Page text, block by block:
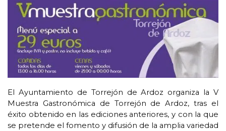
El Ayuntamiento de Torrejón de Ardoz organiza la V
Muestra Gastronómica de Torrejón de Ardoz, tras el
éxito obtenido en las ediciones anteriores, y con la que
se pretende el fomento y difusión de la amplia variedad